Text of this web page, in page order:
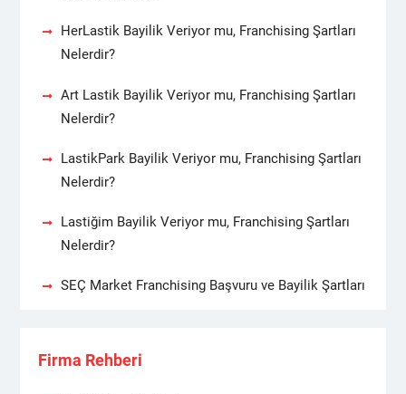
HerLastik Bayilik Veriyor mu, Franchising Şartları
Nelerdir?
Art Lastik Bayilik Veriyor mu, Franchising Şartları
Nelerdir?
LastikPark Bayilik Veriyor mu, Franchising Şartları
Nelerdir?
Lastiğim Bayilik Veriyor mu, Franchising Şartları
Nelerdir?
SEÇ Market Franchising Başvuru ve Bayilik Şartları
Firma Rehberi